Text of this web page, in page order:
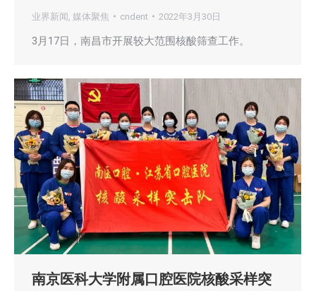
业界新闻 媒体聚焦 cndent 2022年3月30日
3月17日，南昌市开展较大范围核酸筛查工作。
南京医科大学附属口腔医院核酸采样突